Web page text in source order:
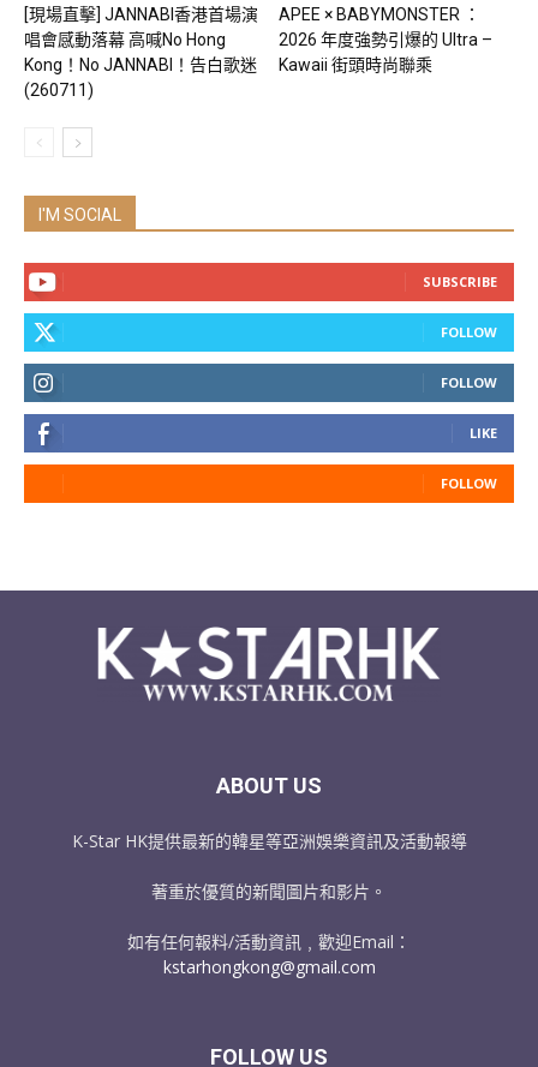
[現場直擊] JANNABI香港首場演
唱會感動落幕 高喊No Hong
Kong！No JANNABI！告白歌迷
(260711)
APEE × BABYMONSTER ：
2026 年度強勢引爆的 Ultra –
Kawaii 街頭時尚聯乘
I'M SOCIAL
SUBSCRIBE
FOLLOW
FOLLOW
LIKE
FOLLOW
ABOUT US
K-Star HK提供最新的韓星等亞洲娛樂資訊及活動報導
著重於優質的新聞圖片和影片。
如有任何報料/活動資訊﹐歡迎Email：
kstarhongkong@gmail.com
FOLLOW US